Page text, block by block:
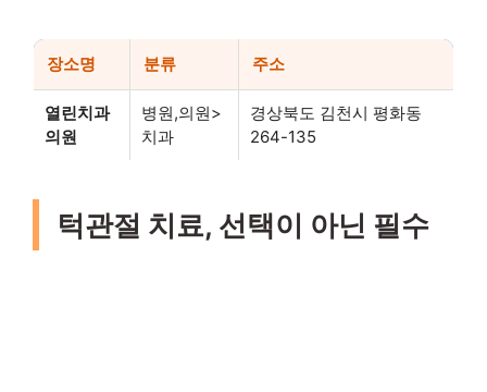
장소명 분류 주소
열린치과
의원
병원,의원>
치과
경상북도 김천시 평화동
264-135
턱관절 치료, 선택이 아닌 필수